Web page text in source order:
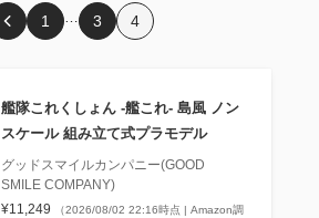
1 … 3 4
艦隊これくしょん ‐艦これ‐ 島風 ノン
スケール 組み立て式プラモデル
グッドスマイルカンパニー(GOOD
SMILE COMPANY)
¥11,249
（2026/08/02 22:16時点 | Amazon調